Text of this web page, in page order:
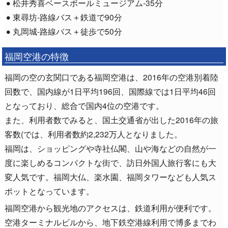
松井秀喜ベースボールミュージアム-35分
東尋坊-路線バス＋鉄道で90分
丸岡城-路線バス＋徒歩で50分
福岡空港の特徴
福岡の空の玄関口である福岡空港は、2016年の空港別着陸
回数で、国内線が1日平均196回、国際線では1日平均46回
となっており、総合で国内4位の空港です。
また、利用者数でみると、国土交通省が出した2016年の旅
客数(では、利用者数約2,232万人となりました。
福岡は、ショッピングや寺社仏閣、山や海などの自然が一
度に楽しめるコンパクトな街で、訪日外国人旅行客にも大
変人気です。福岡大仏、楽水園、福岡タワーなども人気ス
ポットとなっています。
福岡空港から観光地のアクセスは、鉄道利用が便利です。
空港ターミナルビルから、地下鉄空港線利用で博多までわ